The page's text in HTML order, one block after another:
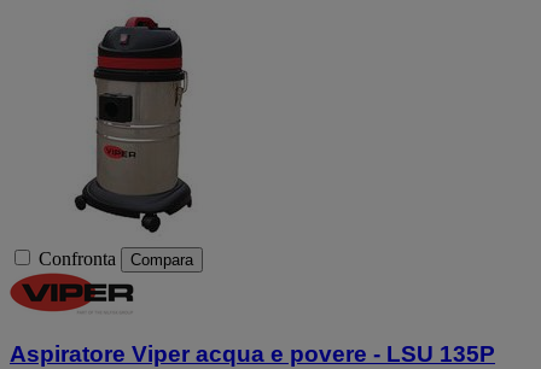
Confronta Compara
Aspiratore Viper acqua e povere - LSU 135P